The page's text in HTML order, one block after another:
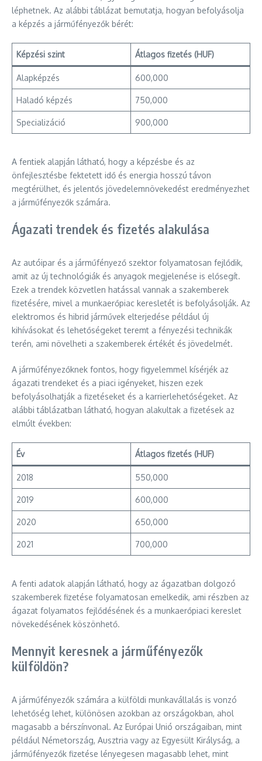
léphetnek. Az alábbi táblázat bemutatja, hogyan befolyásolja
a képzés a járműfényezők bérét:
Képzési szint Átlagos fizetés (HUF)
Alapképzés 600,000
Haladó képzés 750,000
Specializáció 900,000
A fentiek alapján látható, hogy a képzésbe és az
önfejlesztésbe fektetett idő és energia hosszú távon
megtérülhet, és jelentős jövedelemnövekedést eredményezhet
a járműfényezők számára.
Ágazati trendek és fizetés alakulása
Az autóipar és a járműfényező szektor folyamatosan fejlődik,
amit az új technológiák és anyagok megjelenése is elősegít.
Ezek a trendek közvetlen hatással vannak a szakemberek
fizetésére, mivel a munkaerőpiac keresletét is befolyásolják. Az
elektromos és hibrid járművek elterjedése például új
kihívásokat és lehetőségeket teremt a fényezési technikák
terén, ami növelheti a szakemberek értékét és jövedelmét.
A járműfényezőknek fontos, hogy figyelemmel kísérjék az
ágazati trendeket és a piaci igényeket, hiszen ezek
befolyásolhatják a fizetéseket és a karrierlehetőségeket. Az
alábbi táblázatban látható, hogyan alakultak a fizetések az
elmúlt években:
Év Átlagos fizetés (HUF)
2018 550,000
2019 600,000
2020 650,000
2021 700,000
A fenti adatok alapján látható, hogy az ágazatban dolgozó
szakemberek fizetése folyamatosan emelkedik, ami részben az
ágazat folyamatos fejlődésének és a munkaerőpiaci kereslet
növekedésének köszönhető.
Mennyit keresnek a járműfényezők
külföldön?
A járműfényezők számára a külföldi munkavállalás is vonzó
lehetőség lehet, különösen azokban az országokban, ahol
magasabb a bérszínvonal. Az Európai Unió országaiban, mint
például Németország, Ausztria vagy az Egyesült Királyság, a
járműfényezők fizetése lényegesen magasabb lehet, mint